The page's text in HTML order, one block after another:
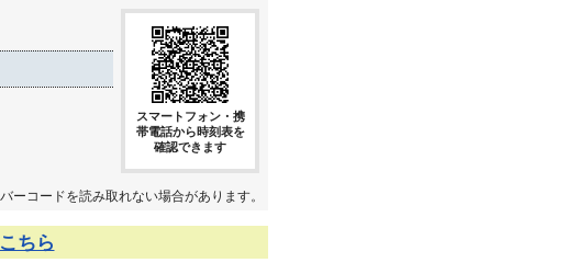
スマートフォン・携
帯電話から時刻表を
確認できます
コードを読み取れない場合があります。
ちら